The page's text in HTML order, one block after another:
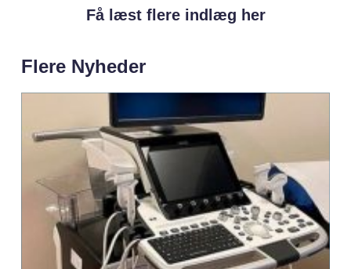
Få læst flere indlæg her
Flere Nyheder